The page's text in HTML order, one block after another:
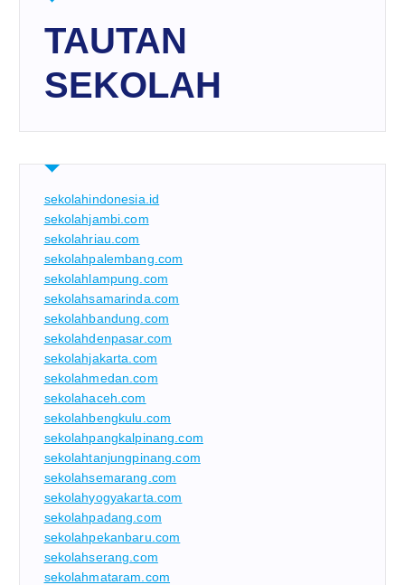
TAUTAN
SEKOLAH
sekolahindonesia.id
sekolahjambi.com
sekolahriau.com
sekolahpalembang.com
sekolahlampung.com
sekolahsamarinda.com
sekolahbandung.com
sekolahdenpasar.com
sekolahjakarta.com
sekolahmedan.com
sekolahaceh.com
sekolahbengkulu.com
sekolahpangkalpinang.com
sekolahtanjungpinang.com
sekolahsemarang.com
sekolahyogyakarta.com
sekolahpadang.com
sekolahpekanbaru.com
sekolahserang.com
sekolahmataram.com